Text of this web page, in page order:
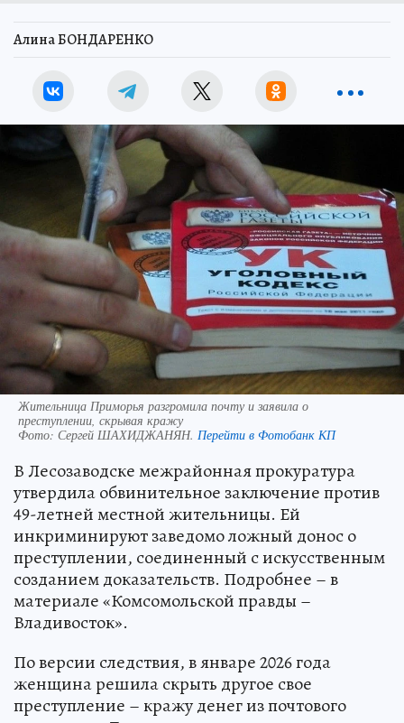
Алина БОНДАРЕНКО
Жительница Приморья разгромила почту и заявила о
преступлении, скрывая кражу
Фото: Сергей ШАХИДЖАНЯН. Перейти в Фотобанк КП
В Лесозаводске межрайонная прокуратура
утвердила обвинительное заключение против
49-летней местной жительницы. Ей
инкриминируют заведомо ложный донос о
преступлении, соединенный с искусственным
созданием доказательств. Подробнее – в
материале «Комсомольской правды –
Владивосток».
По версии следствия, в январе 2026 года
женщина решила скрыть другое свое
преступление – кражу денег из почтового